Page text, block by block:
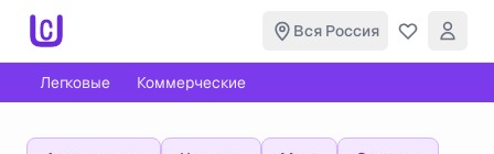
Вся Россия
Легковые Коммерческие